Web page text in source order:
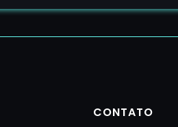
CONTATO